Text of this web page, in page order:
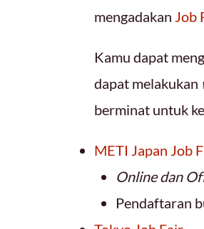
mengadakan Job
Kamu dapat
dapat melakukan
berminat untuk
METI Japan Job
Online dan
Pendaftaran